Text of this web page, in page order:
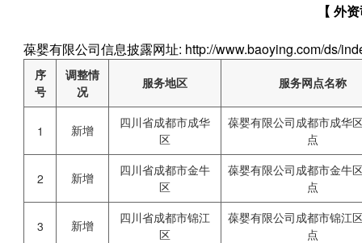
【 外
葆婴有限公司信息披露网址: http://www.baoying.com/ds/
序
号
调整情
况
服务地区 服务网点名称
1 新增
四川省成都市成华
区
葆婴有限公司成都市成华
点
2 新增
四川省成都市金牛
区
葆婴有限公司成都市金牛
点
3 新增
四川省成都市锦江
区
葆婴有限公司成都市锦江
点